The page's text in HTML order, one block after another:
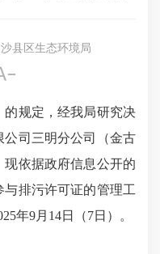
县区生态环境局
规定，经我局研究决
公司三明分公司（金古
依据政府信息公开的
排污许可证的管理工
年9月14日（7日）。